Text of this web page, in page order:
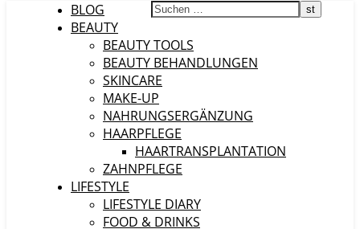
BLOG
BEAUTY
BEAUTY TOOLS
BEAUTY BEHANDLUNGEN
SKINCARE
MAKE-UP
NAHRUNGSERGÄNZUNG
HAARPFLEGE
HAARTRANSPLANTATION
ZAHNPFLEGE
LIFESTYLE
LIFESTYLE DIARY
FOOD & DRINKS